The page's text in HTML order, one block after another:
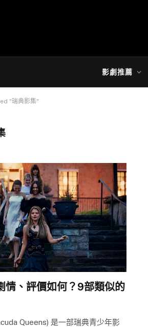
影劇推薦
"瑞典影集"
情、評價如何？9部類似的
Queens) 是一部瑞典青少年影